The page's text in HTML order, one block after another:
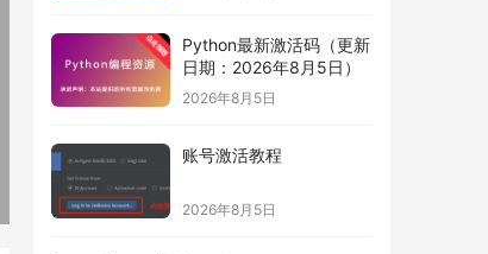
Python最新激活码（更新
日期：2026年8月5日）
2026年8月5日
账号激活教程
2026年8月5日